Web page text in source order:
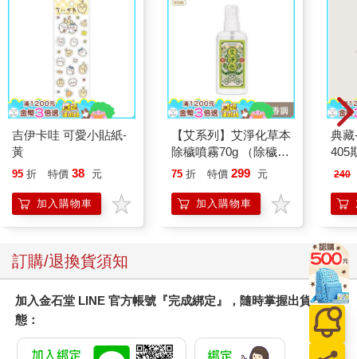
吉伊卡哇 可愛小貼紙-
黃
95 折 特價 38 元
加入購物車
【艾系列】艾淨化草本
除穢噴霧70g （除穢/
平安/淨化/艾草/芙蓉/
另有多瓶組優惠賣場
75 折 特價 299 元
加入購物車
典藏
405
240
訂購/退換貨須知
加入金石堂 LINE 官方帳號『完成綁定』，隨時掌握出貨動
態：